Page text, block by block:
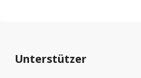
Unterstützer